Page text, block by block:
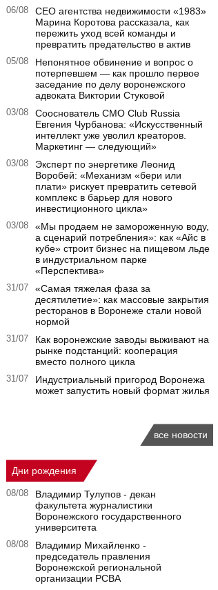
06/08
CEO агентства недвижимости «1983»
Марина Коротова рассказала, как
пережить уход всей команды и
превратить предательство в актив
05/08
Непонятное обвинение и вопрос о
потерпевшем — как прошло первое
заседание по делу воронежского
адвоката Виктории Стуковой
03/08
Сооснователь CMO Club Russia
Евгения Чурбанова: «Искусственный
интеллект уже уволил креаторов.
Маркетинг — следующий»
03/08
Эксперт по энергетике Леонид
Воробей: «Механизм «бери или
плати» рискует превратить сетевой
комплекс в барьер для нового
инвестиционного цикла»
03/08
«Мы продаем не замороженную воду,
а сценарий потребления»: как «Айс в
кубе» строит бизнес на пищевом льде
в индустриальном парке
«Перспектива»
31/07
«Самая тяжелая фаза за
десятилетие»: как массовые закрытия
ресторанов в Воронеже стали новой
нормой
31/07
Как воронежские заводы выживают на
рынке подстанций: кооперация
вместо полного цикла
31/07
Индустриальный пригород Воронежа
может запустить новый формат жилья
все новости
Дни рождения
08/08
Владимир Тулупов - декан
факультета журналистики
Воронежского государственного
университета
08/08
Владимир Михайленко -
председатель правления
Воронежской региональной
организации РСВА